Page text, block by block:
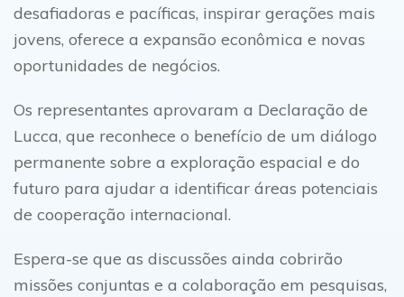
desafiadoras e pacíficas, inspirar gerações mais
jovens, oferece a expansão econômica e novas
oportunidades de negócios.
Os representantes aprovaram a Declaração de
Lucca, que reconhece o benefício de um diálogo
permanente sobre a exploração espacial e do
futuro para ajudar a identificar áreas potenciais
de cooperação internacional.
Espera-se que as discussões ainda cobrirão
missões conjuntas e a colaboração em pesquisas,